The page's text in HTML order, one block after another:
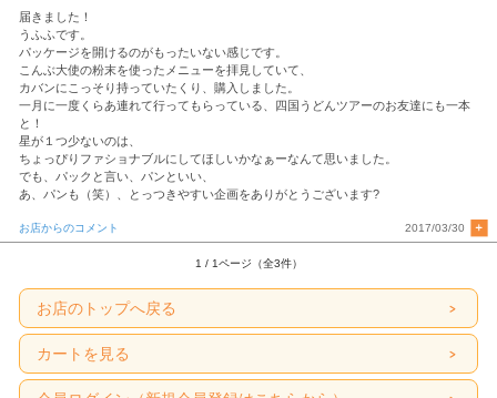
届きました！
うふふです。
パッケージを開けるのがもったいない感じです。
こんぶ大使の粉末を使ったメニューを拝見していて、
カバンにこっそり持っていたくり、購入しました。
一月に一度くらあ連れて行ってもらっている、四国うどんツアーのお友達にも一本
と！
星が１つ少ないのは、
ちょっぴりファショナブルにしてほしいかなぁーなんて思いました。
でも、パックと言い、パンといい、
あ、パンも（笑）、とっつきやすい企画をありがとうございます?
お店からのコメント 2017/03/30
1 / 1ページ（全3件）
お店のトップへ戻る
カートを見る